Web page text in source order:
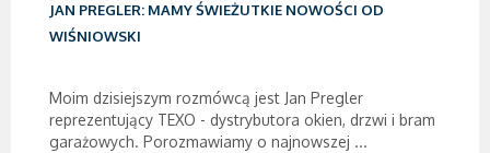
JAN PREGLER: MAMY ŚWIEŻUTKIE NOWOŚCI OD
WIŚNIOWSKI
Moim dzisiejszym rozmówcą jest Jan Pregler
reprezentujący TEXO - dystrybutora okien, drzwi i bram
garażowych. Porozmawiamy o najnowszej ...